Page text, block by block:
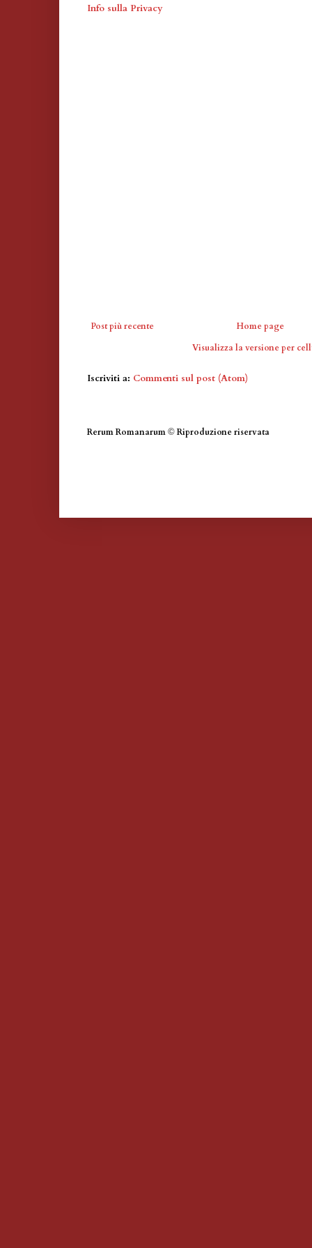
Info sulla Privacy
Post più recente
Home page
Visualizza la versione per
Iscriviti a: Commenti sul post (Atom)
Rerum Romanarum © Riproduzione riservata